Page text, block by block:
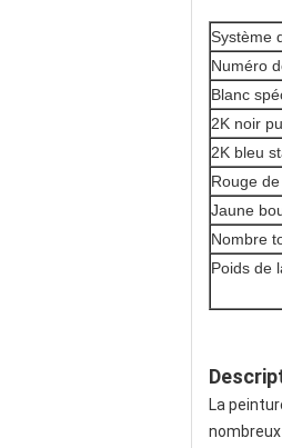
Système
Numéro
Blanc
2K noir
2K bleu
Rouge
Jaune
Nombre
Poids de
La